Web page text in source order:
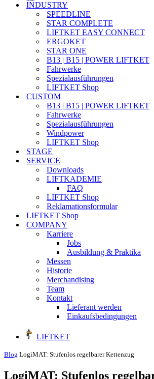
INDUSTRY
SPEEDLINE
STAR COMPLETE
LIFTKET EASY CONNECT
ERGOKET
STAR ONE
B13 | B15 | POWER LIFTKET
Fahrwerke
Spezialausführungen
LIFTKET Shop
CUSTOM
B13 | B15 | POWER LIFTKET
Fahrwerke
Spezialausführungen
Windpower
LIFTKET Shop
STAGE
SERVICE
Downloads
LIFTKADEMIE
FAQ
LIFTKET Shop
Reklamationsformular
LIFTKET Shop
COMPANY
Karriere
Jobs
Ausbildung & Praktika
Messen
Historie
Merchandising
Team
Kontakt
Lieferant werden
Einkaufsbedingungen
LIFTKET
Blog LogiMAT: Stufenlos regelbarer Kettenzug
LogiMAT: Stufenlos